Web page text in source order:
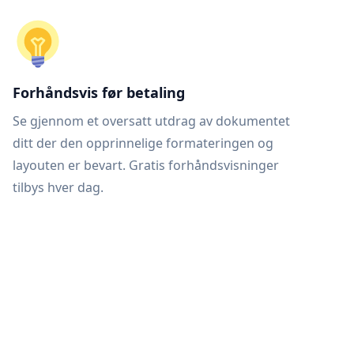
Forhåndsvis før betaling
Se gjennom et oversatt utdrag av dokumentet
ditt der den opprinnelige formateringen og
layouten er bevart. Gratis forhåndsvisninger
tilbys hver dag.